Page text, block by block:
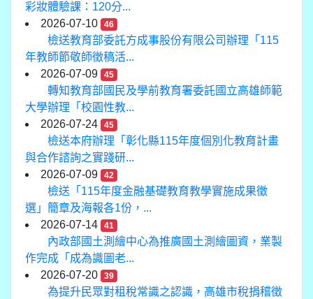
彩妝體驗課：120分...
2026-07-10
46
檢送教育部委託方成事股份有限公司辦理「115
年教師節敬師徵稿活...
2026-07-09
45
轉知教育部國民及學前教育署委託國立高雄師範
大學辦理「校園性教...
2026-07-24
45
檢送本府辦理「彰化縣115年度個別化教育計畫
與合作諮詢之實踐研...
2026-07-09
42
檢送「115年度金融基礎教育教學實施成果徵
選」簡章及海報各1份，...
2026-07-14
41
內政部國土測繪中心為推廣國土測繪圖資，業製
作完成「成為識圖老...
2026-07-20
39
為提升民眾對租稅常識之認識，高雄市稅捐稽徵